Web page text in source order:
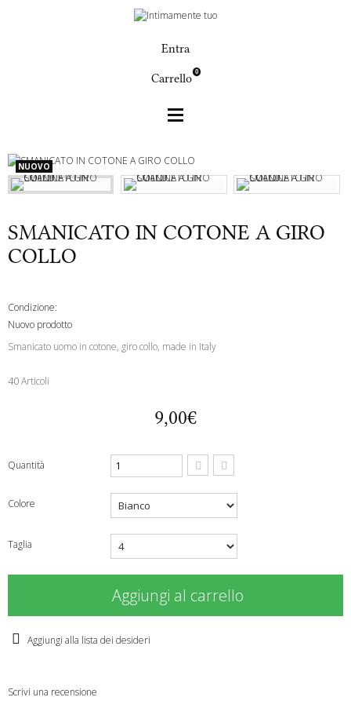
Entra
Carrello 0
Uomo SMANICATO IN COTONE A GIRO COLLO
NUOVO
SMANICATO IN COTONE A GIRO
COLLO
Condizione:
Nuovo prodotto
Smanicato uomo in cotone, giro collo, made in Italy
40Articoli
9,00€
Quantità
Colore
Taglia
Aggiungi al carrello
Aggiungi alla lista dei desideri
Scrivi una recensione